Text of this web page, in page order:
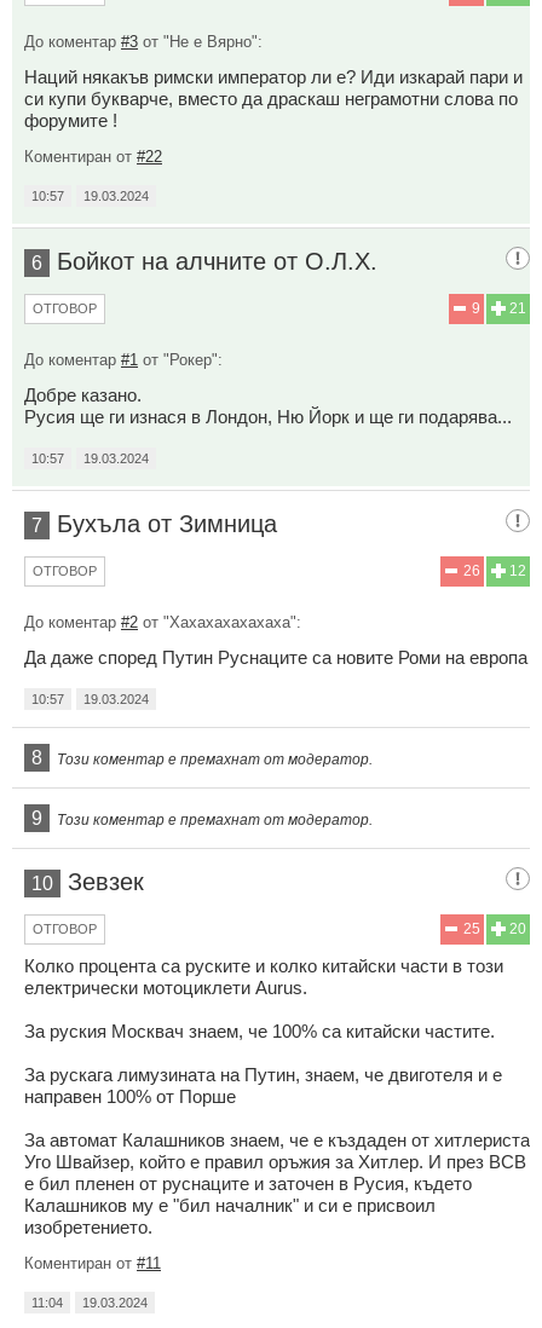
До коментар #3 от "Не е Вярно":
Наций някакъв римски император ли е? Иди изкарай пари и
си купи букварче, вместо да драскаш неграмотни слова по
форумите !
Коментиран от #22
10:57 19.03.2024
6 Бойкот на алчните от О.Л.Х.
21
9
ОТГОВОР
До коментар #1 от "Рокер":
Добре казано.
Русия ще ги изнася в Лондон, Ню Йорк и ще ги подарява...
10:57 19.03.2024
7 Бухъла от Зимница
12
26
ОТГОВОР
До коментар #2 от "Хахахахахахаха":
Да даже според Путин Руснаците са новите Роми на европа
10:57 19.03.2024
8 Този коментар е премахнат от модератор.
9 Този коментар е премахнат от модератор.
10 Зевзек
20
25
ОТГОВОР
Колко процента са руските и колко китайски части в този
електрически мотоциклети Aurus.
За руския Москвач знаем, че 100% са китайски частите.
За рускага лимузината на Путин, знаем, че двиготеля и е
направен 100% от Порше
За автомат Калашников знаем, че е къздаден от хитлериста
Уго Швайзер, който е правил оръжия за Хитлер. И през ВСВ
е бил пленен от руснаците и заточен в Русия, където
Калашников му е "бил началник" и си е присвоил
изобретението.
Коментиран от #11
11:04 19.03.2024